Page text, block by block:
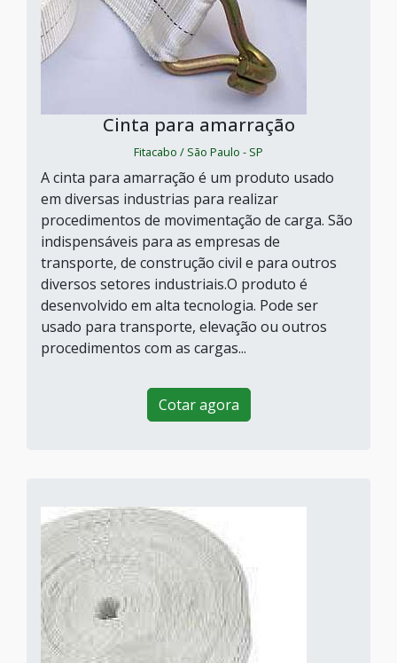
Cinta para amarração
Fitacabo / São Paulo - SP
A cinta para amarração é um produto usado
em diversas industrias para realizar
procedimentos de movimentação de carga. São
indispensáveis para as empresas de
transporte, de construção civil e para outros
diversos setores industriais.O produto é
desenvolvido em alta tecnologia. Pode ser
usado para transporte, elevação ou outros
procedimentos com as cargas...
Cotar agora